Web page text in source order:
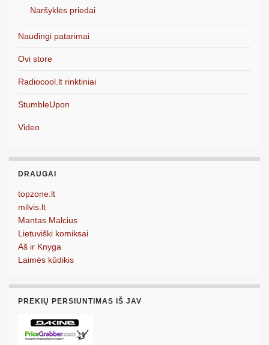
Naršyklės priedai
Naudingi patarimai
Ovi store
Radiocool.lt rinktiniai
StumbleUpon
Video
DRAUGAI
topzone.lt
milvis.lt
Mantas Malcius
Lietuviški komiksai
Aš ir Knyga
Laimės kūdikis
PREKIŲ PERSIUNTIMAS IŠ JAV